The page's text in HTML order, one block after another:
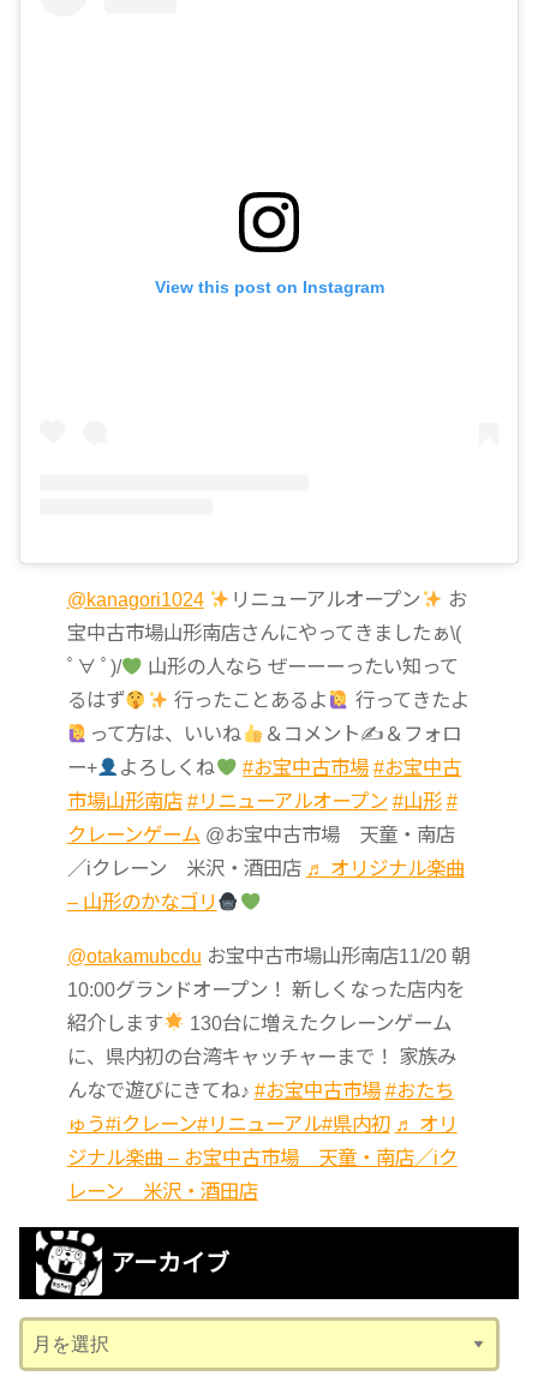
View this post on Instagram
@kanagori1024 リニューアルオープン
お
宝中古市場山形南店さんにやってきましたぁ\(
ﾟ∀ ﾟ)/
山形の人なら ぜーーーったい知って
るはず
行ったことあるよ
行ってきたよ
って方は、いいね
＆コメント✍ ＆フォロ
ー+
よろしくね #お宝中古市場 #お宝中古
市場山形南店 #リニューアルオープン #山形 #
クレーンゲーム @お宝中古市場 天童・南店
／iクレーン 米沢・酒田店 ♬ オリジナル楽曲
– 山形のかなゴリ
@otakamubcdu お宝中古市場山形南店11/20 朝
10:00グランドオープン！ 新しくなった店内を
紹介します
130台に増えたクレーンゲーム
に、県内初の台湾キャッチャーまで！ 家族み
んなで遊びにきてね♪ #お宝中古市場 #おたち
ゅう#iクレーン#リニューアル#県内初 ♬ オリ
ジナル楽曲 – お宝中古市場 天童・南店／iク
レーン 米沢・酒田店
アーカイブ
ー